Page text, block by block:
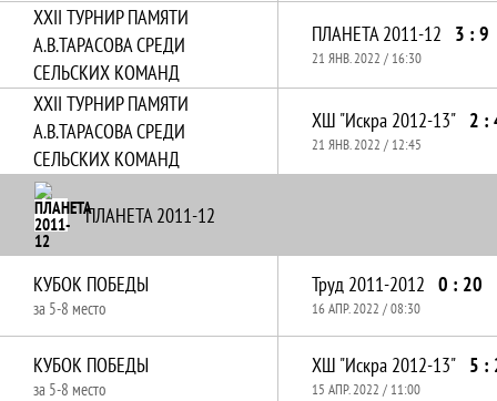
ХХII ТУРНИР ПАМЯТИ
А.В.ТАРАСОВА СРЕДИ
СЕЛЬСКИХ КОМАНД
ПЛАНЕТА 2011-12 3 : 9
21 ЯНВ. 2022 / 16:30
ХХII ТУРНИР ПАМЯТИ
А.В.ТАРАСОВА СРЕДИ
СЕЛЬСКИХ КОМАНД
ХШ "Искра 2012-13" 2 :
21 ЯНВ. 2022 / 12:45
ПЛАНЕТА 2011-12
КУБОК ПОБЕДЫ
за 5-8 место
Труд 2011-2012 0 : 20
16 АПР. 2022 / 08:30
КУБОК ПОБЕДЫ
за 5-8 место
ХШ "Искра 2012-13" 5 :
15 АПР. 2022 / 11:00